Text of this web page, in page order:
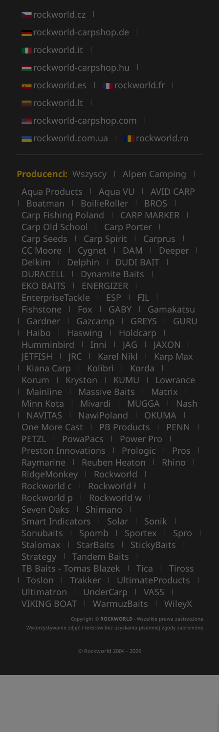
rockworld.cz |
rockworld-carpshop.de |
rockworld.it |
rockworld-carpshop.hu |
rockworld.es | rockworld.fr |
rockworld.lt |
rockworld-carpshop.com |
rockworld.com.ua | rockworld.ro
Producenci: Wszyscy | Alpen Camping |
Aqua Products | Aqua VU | AVID CARP
| Boatman | BoilieRoller | BROS |
Carp Fishing Poland | CARP MARKER |
Carp Old School | Carp Porter |
Carp Seeds | Carp Spirit | Carprus |
CC Moore | Cygnet | DAM | Deeper |
Delkim | Delphin | DUDI BAIT |
DURACELL | Dynamite Baits |
EKO BAITS | ENERGIZER |
EnterpriseTackle | ESP | FIL |
Fishstone | Fox | GABY | Gamakatsu
| Gardner | Gazcamp | GREYS | GURU
| Haibo | Haswing | Holdcarp |
Humminbird | Inni | JAG | JAXON |
JETFISH | JRC | Karel Nikl | Karp Max
| Kiana Carp | Kolibri | Korda |
Korum | Kryston | KUMU | Lowrance
| Mainline | Massive Baits | Matrix |
Minn Kota | Mivardi | MUGGA | Nash
| NAVITAS | NawiPoland | OKUMA |
One More Cast | PB Products | PENN |
PETZL | PowaPacs | Power Pro |
Preston Innovations | Prologic | Pros |
Raymarine | Reuben Heaton | Rhino |
RidgeMonkey | Rockworld |
Rockworld c | Rockworld ł |
Rockworld p | Rockworld w |
Seven Oaks | Shimano |
Smart Indicators | Solar | Sonik |
Sonubaits | Spomb | Sportex | Spro |
Stalomax | StarBaits | StickyBaits |
Strategy | Tandem Baits |
TB Baits - Tomas Blazek | Tica | Tiross
| Toslon | Trakker | UltimateProducts |
Ultimatron | UnderCarp | VASS |
VIKING BOAT | WarmuzBaits | WileyX
Copyright © ROCKWORLD - Wszelkie prawa zastrzeżone.
Wykorzystywanie zdjęć i tekstów bez uzyskania pisemnej zgody zabronione.
© Rockworld 2004 - 2026